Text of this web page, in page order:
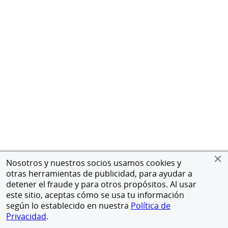
Nosotros y nuestros socios usamos cookies y
otras herramientas de publicidad, para ayudar a
detener el fraude y para otros propósitos. Al usar
este sitio, aceptas cómo se usa tu información
según lo establecido en nuestra Política de
Privacidad.